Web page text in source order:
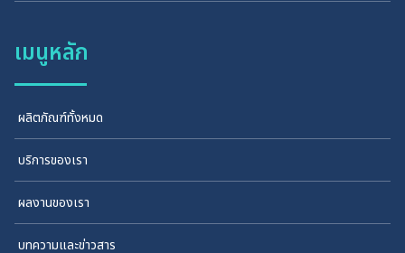
เมนูหลัก
ผลิตภัณฑ์ทั้งหมด
บริการของเรา
ผลงานของเรา
บทความและข่าวสาร